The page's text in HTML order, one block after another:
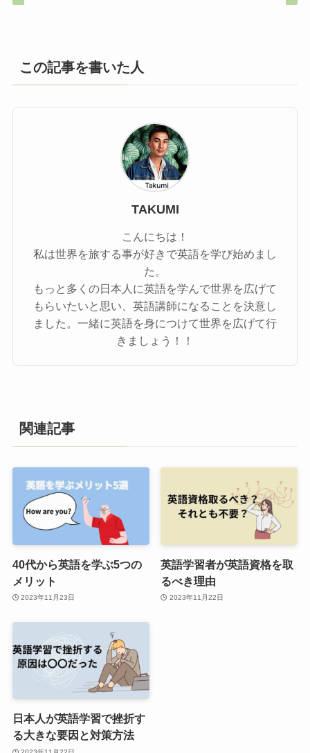
この記事を書いた人
TAKUMI
こんにちは！
私は世界を旅する事が好きで英語を学び始めまし
た。
もっと多くの日本人に英語を学んで世界を広げて
もらいたいと思い、英語講師になることを決意し
ました。一緒に英語を身につけて世界を広げて行
きましょう！！
関連記事
40代から英語を学ぶ5つの
メリット
2023年11月23日
英語学習者が英語資格を取
るべき理由
2023年11月22日
日本人が英語学習で挫折す
る大きな要因と対策方法